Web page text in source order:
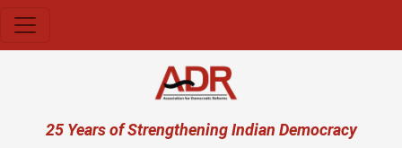
User account menu
25 Years of Strengthening Indian Democracy